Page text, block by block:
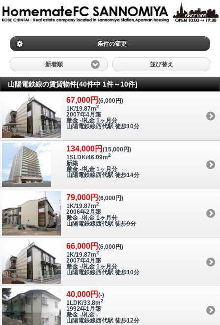
条件の変更
新着順 並び替え
山陽電鉄線の賃貸物件[40件中 1件～10件]
67,000円 (6,000円)
1K/19.87m2
2007年4月築
敷金 -/礼金 1ヶ月分
山陽電鉄線西代駅 徒歩10分
134,000円 (15,000円)
1SLDK/46.09m2
新築
敷金 -/礼金 1ヶ月分
山陽電鉄線西代駅 徒歩14分
79,000円 (6,000円)
1K/19.87m2
2006年2月築
敷金 -/礼金 1ヶ月分
山陽電鉄線西代駅 徒歩9分
66,000円 (6,000円)
1K/19.87m2
2007年4月築
敷金 -/礼金 1ヶ月分
山陽電鉄線西代駅 徒歩10分
40,000円 (-)
1LDK/33.8m2
1992年1月築
敷金 -/礼金 -
山陽電鉄線西代駅 徒歩12分